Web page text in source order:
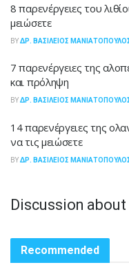
8 παρενέργειες του
μειώσετε
BYΔΡ. ΒΑΣΊΛΕΙΟΣ
7 παρενέργειες της
και πρόληψη
BYΔΡ. ΒΑΣΊΛΕΙΟΣ
14 παρενέργειες της
να τις μειώσετε
BYΔΡ. ΒΑΣΊΛΕΙΟΣ
Discussion
Recommended